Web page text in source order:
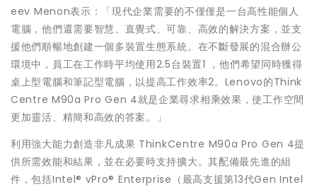
eev Menon表示：「現代企業需要的不僅僅是一台高性能個人
電腦，他們還需要智慧、直覺式、可靠、高效的解決方案，並支
援他們順暢地創建一個多裝置生態系統。在不斷發展的混合辦公
環境中，員工在工作時平均使用2.5台裝置1 ，他們希望同時獲得
桌上型電腦和筆記型電腦，以提高工作效率2。Lenovo的Think
Centre M90a Pro Gen 4就是企業尋求相乘效果，使工作空間
更加靈活、精簡和高效的答案。」
利用強大能力創造非凡成果 ThinkCentre M90a Pro Gen 4提
供所需效能和結果，並在必要時支持擴大。其配備最先進的組
件，包括Intel® vPro® Enterprise（最高支援第13代Gen Intel